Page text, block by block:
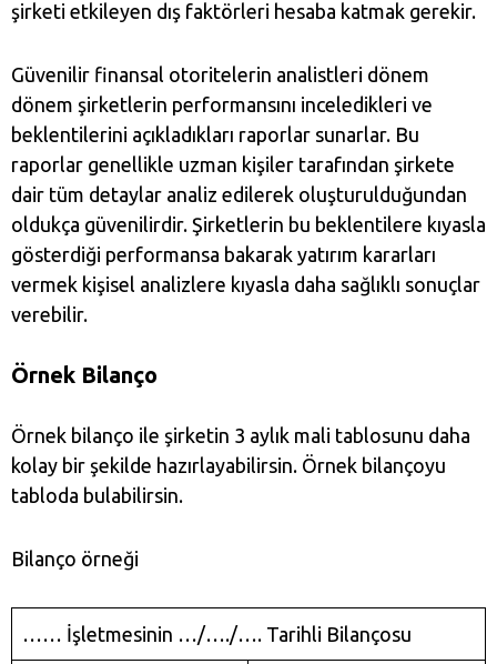
şirketi etkileyen dış faktörleri hesaba katmak gerekir.
Güvenilir finansal otoritelerin analistleri dönem
dönem şirketlerin performansını inceledikleri ve
beklentilerini açıkladıkları raporlar sunarlar. Bu
raporlar genellikle uzman kişiler tarafından şirkete
dair tüm detaylar analiz edilerek oluşturulduğundan
oldukça güvenilirdir. Şirketlerin bu beklentilere kıyasla
gösterdiği performansa bakarak yatırım kararları
vermek kişisel analizlere kıyasla daha sağlıklı sonuçlar
verebilir.
Örnek Bilanço
Örnek bilanço ile şirketin 3 aylık mali tablosunu daha
kolay bir şekilde hazırlayabilirsin. Örnek bilançoyu
tabloda bulabilirsin.
Bilanço örneği
…… İşletmesinin …/…./…. Tarihli Bilançosu